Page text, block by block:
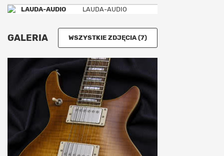
LAUDA-AUDIO
GALERIA WSZYSTKIE ZDJĘCIA (7)